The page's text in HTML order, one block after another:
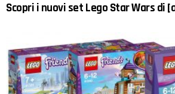
Scopri i nuovi set Lego Star Wars di